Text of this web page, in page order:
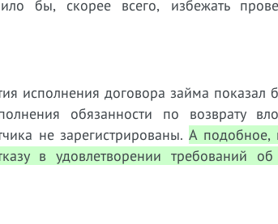
бы, скорее всего, избежать
исполнения договора займа показал
обязанности по возврату
не зарегистрированы.А подобное,
в удовлетворении требований